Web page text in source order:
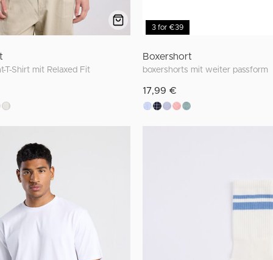
T-Shirt mit Relaxed Fit
3 for €39
Boxershort
boxershorts mit weiter passform
17,99 €